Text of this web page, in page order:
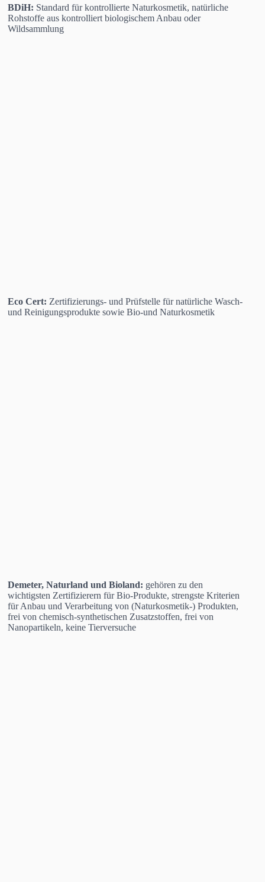
BDiH: Standard für kontrollierte Naturkosmetik, natürliche
Rohstoffe aus kontrolliert biologischem Anbau oder
Wildsammlung
Eco Cert: Zertifizierungs- und Prüfstelle für natürliche Wasch-
und Reinigungsprodukte sowie Bio-und Naturkosmetik
Demeter, Naturland und Bioland: gehören zu den
wichtigsten Zertifizierern für Bio-Produkte, strengste Kriterien
für Anbau und Verarbeitung von (Naturkosmetik-) Produkten,
frei von chemisch-synthetischen Zusatzstoffen, frei von
Nanopartikeln, keine Tierversuche